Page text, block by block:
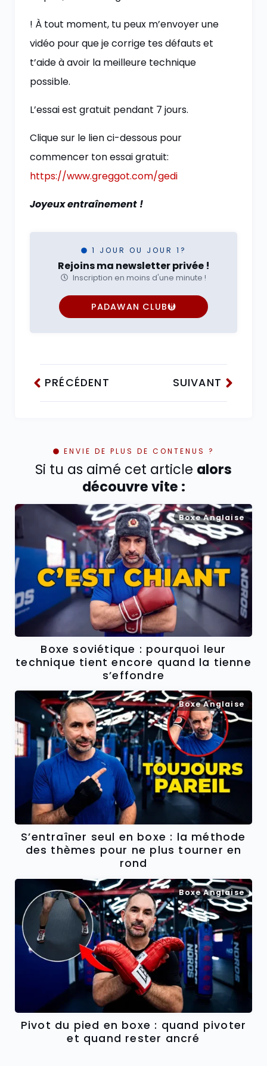
! À tout moment, tu peux m’envoyer une
vidéo pour que je corrige tes défauts et
t’aide à avoir la meilleure technique
possible.
L’essai est gratuit pendant 7 jours.
Clique sur le lien ci-dessous pour
commencer ton essai gratuit:
https://www.greggot.com/gedi
Joyeux entraînement !
1 JOUR OU JOUR 1?
Rejoins ma newsletter privée !
Inscription en moins d'une minute !
PADAWAN CLUB
PRÉCÉDENT SUIVANT
ENVIE DE PLUS DE CONTENUS ?
Si tu as aimé cet article alors
découvre vite :
Boxe Anglaise
Boxe soviétique : pourquoi leur
technique tient encore quand la tienne
s’effondre
Boxe Anglaise
S’entraîner seul en boxe : la méthode
des thèmes pour ne plus tourner en
rond
Boxe Anglaise
Pivot du pied en boxe : quand pivoter
et quand rester ancré